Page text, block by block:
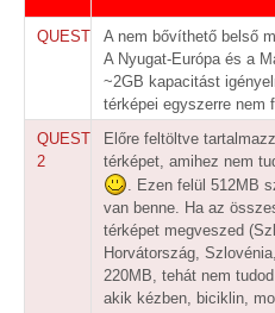
QUEST
A nem bővíthető belső
A Nyugat-Európa és a
~2GB kapacitást
térképei egyszerre nem
QUEST
2
Előre feltöltve
térképet, amihez nem
. Ezen felül 512MB
van benne. Ha az
térképet megveszed
Horvátország,
220MB, tehát nem
akik kézben, biciklin,